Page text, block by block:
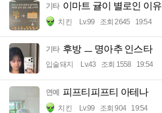
기타 이마트 귤이 별로인 이유
치킨 Lv.99 조회 2645 19:54
기타 후방 ㅡ 명아추 인스타
입술돼지 Lv.43 조회 1558 19:54
연예 피프티피프티 아테나
치킨 Lv.99 조회 904 19:54